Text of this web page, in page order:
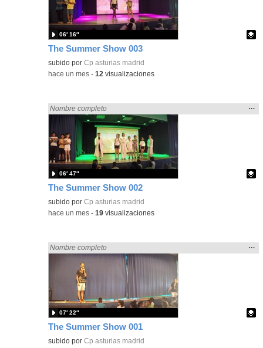
The Summer Show 003
Contenido educativo.
subido porCp asturias madrid
06′ 16″
-hace un mes -12 visualizaciones
The Summer Show 002
Encontrado «Asturias» en:
Nombre completo
la
…
Contenido educativo.
subido porCp asturias madrid
06′ 47″
-hace un mes -19 visualizaciones
The Summer Show 001
Encontrado «Asturias» en:
Nombre completo
la
…
Contenido educativo.
subido porCp asturias madrid
07′ 22″